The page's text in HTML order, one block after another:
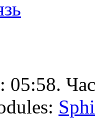
05:58.